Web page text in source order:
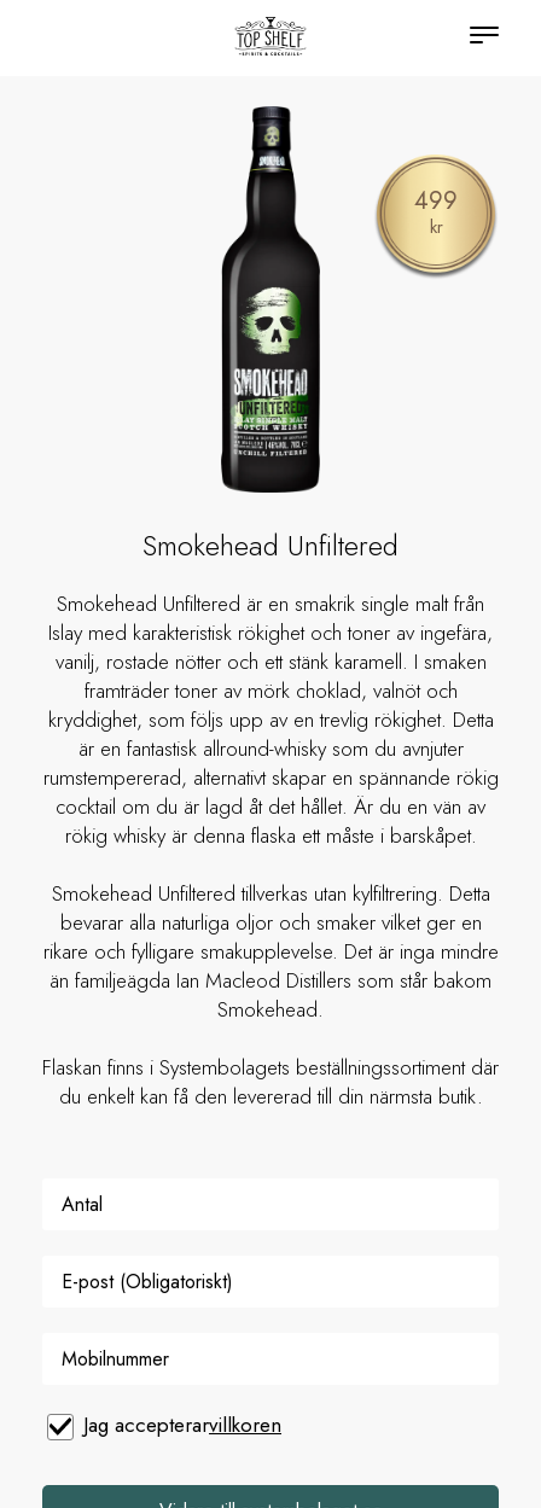
499
kr
Jag accepterarvillkoren
Smokehead Unfiltered
Smokehead Unfiltered är en smakrik single malt från
Islay med karakteristisk rökighet och toner av ingefära,
vanilj, rostade nötter och ett stänk karamell. I smaken
framträder toner av mörk choklad, valnöt och
kryddighet, som följs upp av en trevlig rökighet. Detta
är en fantastisk allround-whisky som du avnjuter
rumstempererad, alternativt skapar en spännande rökig
cocktail om du är lagd åt det hållet. Är du en vän av
rökig whisky är denna flaska ett måste i barskåpet.
Smokehead Unfiltered tillverkas utan kylfiltrering. Detta
bevarar alla naturliga oljor och smaker vilket ger en
rikare och fylligare smakupplevelse. Det är inga mindre
än familjeägda Ian Macleod Distillers som står bakom
Smokehead.
Flaskan finns i Systembolagets beställningssortiment där
du enkelt kan få den levererad till din närmsta butik.